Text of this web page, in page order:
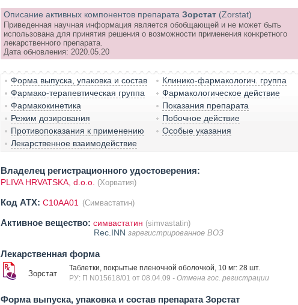
Описание активных компонентов препарата Зорстат (Zorstat)
Приведенная научная информация является обобщающей и не может быть
использована для принятия решения о возможности применения конкретного
лекарственного препарата.
Дата обновления: 2020.05.20
Форма выпуска, упаковка и состав
Клинико-фармакологич. группа
Фармако-терапевтическая группа
Фармакологическое действие
Фармакокинетика
Показания препарата
Режим дозирования
Побочное действие
Противопоказания к применению
Особые указания
Лекарственное взаимодействие
Владелец регистрационного удостоверения:
PLIVA HRVATSKA, d.o.o. (Хорватия)
Код ATX: C10AA01 (Симвастатин)
Активное вещество: симвастатин (simvastatin)
Rec.INN зарегистрированное ВОЗ
Лекарственная форма
Зорстат
Таблетки, покрытые пленочной оболочкой, 10 мг: 28 шт.
РУ: П N015618/01 от 08.04.09 - Отмена гос. регистрации
Форма выпуска, упаковка и состав препарата Зорстат